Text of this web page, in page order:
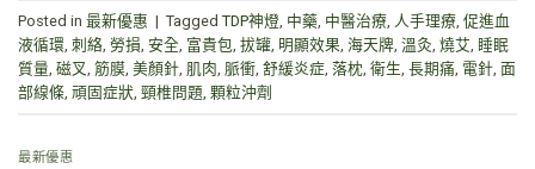
Posted in 最新優惠 | Tagged TDP神燈 中藥 中醫治療 人手理療 促進血
液循環 刺絡 勞損 安全 富貴包 拔罐 明顯效果 海天牌 溫灸 燒艾 睡眠
質量 磁叉 筋膜 美顏針 肌肉 脈衝 舒緩炎症 落枕 衛生 長期痛 電針 面
部線條 頑固症狀 頸椎問題 顆粒沖劑
最新優惠